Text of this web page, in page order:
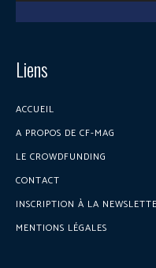
Liens
ACCUEIL
A PROPOS DE CF-MAG
LE CROWDFUNDING
CONTACT
INSCRIPTION À LA
MENTIONS LÉGALES